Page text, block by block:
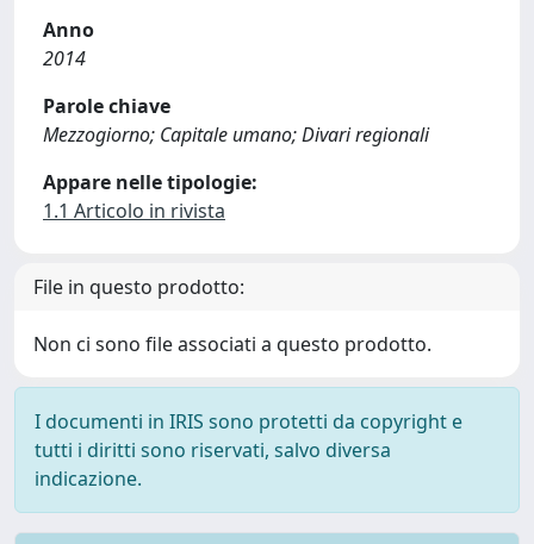
Anno
2014
Parole chiave
Mezzogiorno; Capitale umano; Divari regionali
Appare nelle tipologie:
1.1 Articolo in rivista
File in questo prodotto:
Non ci sono file associati a questo prodotto.
I documenti in IRIS sono protetti da copyright e
tutti i diritti sono riservati, salvo diversa
indicazione.